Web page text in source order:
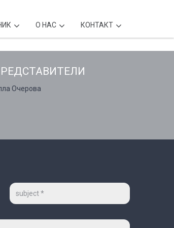
О НАС КОНТАКТ
Очерова
Тема